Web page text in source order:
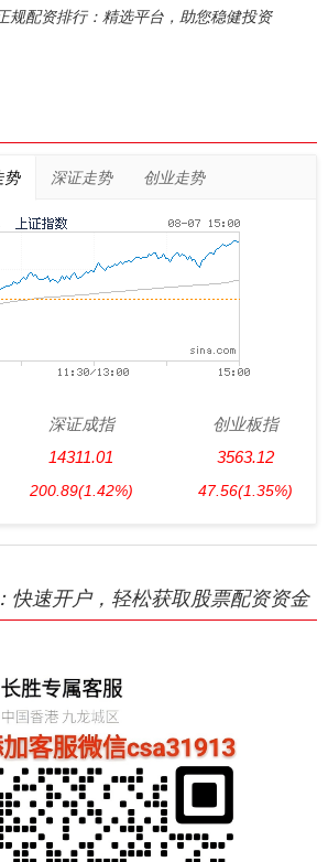
规配资排行：精选平台，助您稳健投资
势 深证走势 创业走势
深证成指
14311.01
200.89(1.42%)
创业板指
3563.12
47.56(1.35%)
快速开户，轻松获取股票配资资金